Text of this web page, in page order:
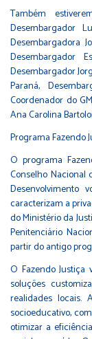
Também
Desembargador
Desembargadora
Desembargador
Desembargador
Paraná,
Coordenador do
Ana Carolina
Programa Fazendo
O programa
Conselho Nacional
Desenvolvimento
caracterizam a
do Ministério da
Penitenciário
partir do antigo
O Fazendo
soluções
realidades locais.
socioeducativo,
otimizar a